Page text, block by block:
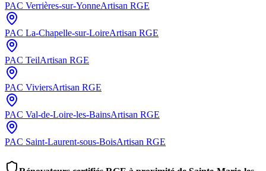
PAC Verrières-sur-YonneArtisan RGE
PAC La-Chapelle-sur-LoireArtisan RGE
PAC TeilArtisan RGE
PAC ViviersArtisan RGE
PAC Val-de-Loire-les-BainsArtisan RGE
PAC Saint-Laurent-sous-BoisArtisan RGE